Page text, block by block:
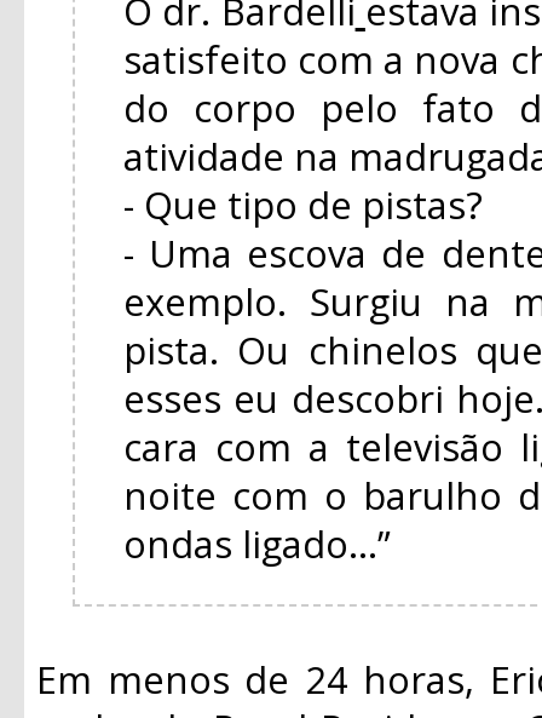
O dr. Bardelli estava
satisfeito com a nova
do corpo pelo fato
atividade na
- Que tipo de pistas?
- Uma escova de
exemplo. Surgiu na
pista. Ou chinelos
esses eu descobri
cara com a televisão
noite com o barulho
ondas ligado...”
Em menos de 24 horas,